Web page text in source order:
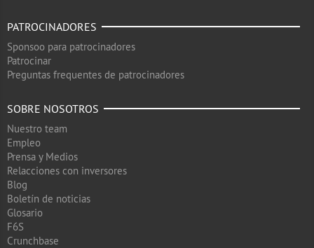
PATROCINADORES
Sponsoo para patrocinadores
Patrocinar
Preguntas frequentes de patrocinadores
SOBRE NOSOTROS
Nuestro team
Empleo
Prensa y Medios
Relacciones con inversores
Blog
Boletín de noticias
Glosario
F6S
Crunchbase